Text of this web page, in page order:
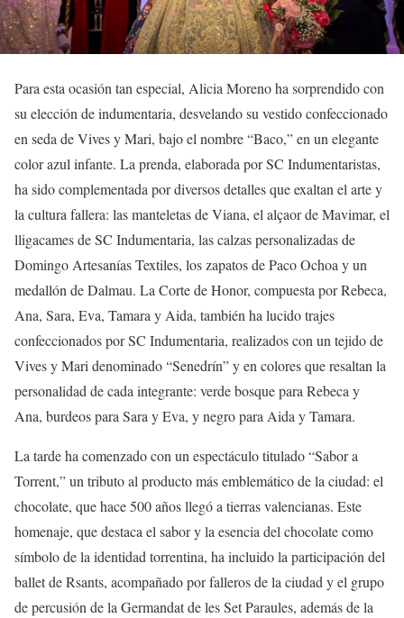
Para esta ocasión tan especial, Alicia Moreno ha sorprendido con
su elección de indumentaria, desvelando su vestido confeccionado
en seda de Vives y Mari, bajo el nombre “Baco,” en un elegante
color azul infante. La prenda, elaborada por SC Indumentaristas,
ha sido complementada por diversos detalles que exaltan el arte y
la cultura fallera: las manteletas de Viana, el alçaor de Mavimar, el
lligacames de SC Indumentaria, las calzas personalizadas de
Domingo Artesanías Textiles, los zapatos de Paco Ochoa y un
medallón de Dalmau. La Corte de Honor, compuesta por Rebeca,
Ana, Sara, Eva, Tamara y Aida, también ha lucido trajes
confeccionados por SC Indumentaria, realizados con un tejido de
Vives y Mari denominado “Senedrín” y en colores que resaltan la
personalidad de cada integrante: verde bosque para Rebeca y
Ana, burdeos para Sara y Eva, y negro para Aida y Tamara.
La tarde ha comenzado con un espectáculo titulado “Sabor a
Torrent,” un tributo al producto más emblemático de la ciudad: el
chocolate, que hace 500 años llegó a tierras valencianas. Este
homenaje, que destaca el sabor y la esencia del chocolate como
símbolo de la identidad torrentina, ha incluido la participación del
ballet de Rsants, acompañado por falleros de la ciudad y el grupo
de percusión de la Germandat de les Set Paraules, además de la